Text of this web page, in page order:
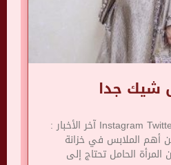
شيك جدا
Instagram Twitter Snapchat Youtube آخر الأخبار :
أهم الملابس في خزانة
المرأة الحامل تحتاج إلى